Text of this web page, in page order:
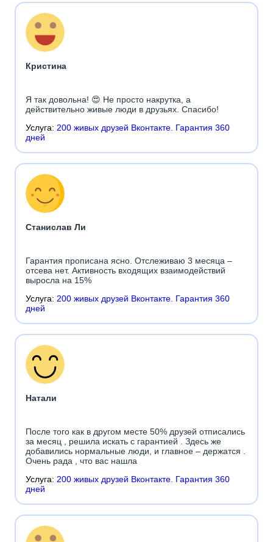
Кристина
Я так довольна! 😍 Не просто накрутка, а
действительно живые люди в друзьях. Спасибо!
Услуга: 200 живых друзей Вконтакте. Гарантия 360
дней
Станислав Ли
Гарантия прописана ясно. Отслеживаю 3 месяца –
отсева нет. Активность входящих взаимодействий
выросла на 15%
Услуга: 200 живых друзей Вконтакте. Гарантия 360
дней
Натали
После того как в другом месте 50% друзей отписались
за месяц , решила искать с гарантией . Здесь же
добавились нормальные люди, и главное – держатся .
Очень рада , что вас нашла
Услуга: 200 живых друзей Вконтакте. Гарантия 360
дней